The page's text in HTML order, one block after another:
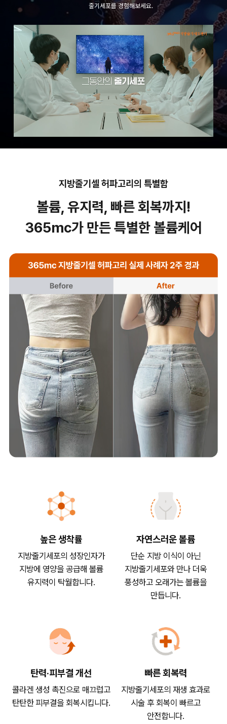
줄기세포를 경험해보세요.
지방줄기셀 허파고리의 특별함
볼륨, 유지력, 빠른 회복까지!
365mc가 만든 특별한 볼륨케어
높은 생착률
지방줄기세포의 성장인자가
지방에 영양을 공급해 볼륨
유지력이 탁월합니다.
자연스러운 볼륨
단순 지방 이식이 아닌
지방줄기세포와 만나 더욱
풍성하고 오래가는 볼륨을
만듭니다.
탄력·피부결 개선
콜라겐 생성 촉진으로 매끄럽고
탄탄한 피부결을 회복시킵니다.
빠른 회복력
지방줄기세포의 재생 효과로
시술 후 회복이 빠르고
안전합니다.